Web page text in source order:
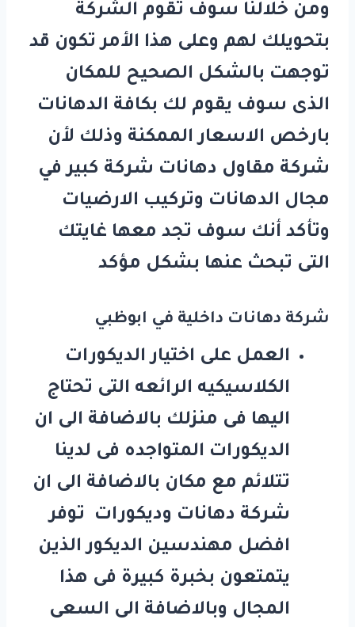
ومن خلالنا سوف تقوم الشركة
بتحويلك لهم وعلى هذا الأمر تكون قد
توجهت بالشكل الصحيح للمكان
الذى سوف يقوم لك بكافة الدهانات
بارخص الاسعار الممكنة وذلك لأن
شركة مقاول دهانات شركة كبير في
مجال الدهانات وتركيب الارضيات
وتأكد أنك سوف تجد معها غايتك
التى تبحث عنها بشكل مؤكد
شركة دهانات داخلية في ابوظبي
العمل على اختيار الديكورات
الكلاسيكيه الرائعه التى تحتاج
اليها فى منزلك بالاضافة الى ان
الديكورات المتواجده فى لدينا
تتلائم مع مكان بالاضافة الى ان
شركة دهانات وديكورات توفر
افضل مهندسين الديكور الذين
يتمتعون بخبرة كبيرة فى هذا
المجال وبالاضافة الى السعى